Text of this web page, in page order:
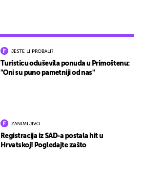
JESTE LI PROBALI?
Turisticu oduševila ponuda u Primoštenu:
"Oni su puno pametniji od nas"
ZANIMLJIVO
Registracija iz SAD-a postala hit u
Hrvatskoj! Pogledajte zašto